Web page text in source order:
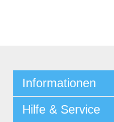
Informationen
Hilfe & Service